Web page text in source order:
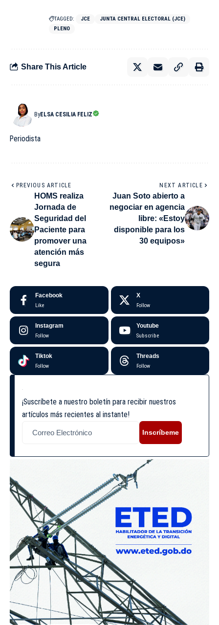
TAGGED: JCE
JUNTA CENTRAL ELECTORAL (JCE)
PLENO
Share This Article
ByELSA CESILIA FELIZ
Periodista
PREVIOUS ARTICLE
HOMS realiza
Jornada de
Seguridad del
Paciente para
promover una
atención más
segura
NEXT ARTICLE
Juan Soto abierto a
negociar en agencia
libre: «Estoy
disponible para los
30 equipos»
Facebook
Like
X
Follow
Instagram
Follow
Youtube
Subscribe
Tiktok
Follow
Threads
Follow
¡Suscríbete a nuestro boletín para recibir nuestros
artículos más recientes al instante!
Inscríbeme